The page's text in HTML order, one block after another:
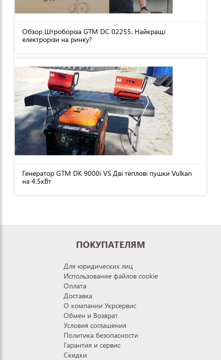
Обзор Штроборіза GTM DC 02255. Найкращі
електрорізи на ринку?
Генератор GTM DK 9000i VS Дві теплові пушки Vulkan
на 4,5кВт
ПОКУПАТЕЛЯМ
Для юридических лиц
Использование файлов cookie
Оплата
Доставка
О компании Укрсервис
Обмен и Возврат
Условия соглашения
Политика безопасности
Гарантия и сервис
Скидки